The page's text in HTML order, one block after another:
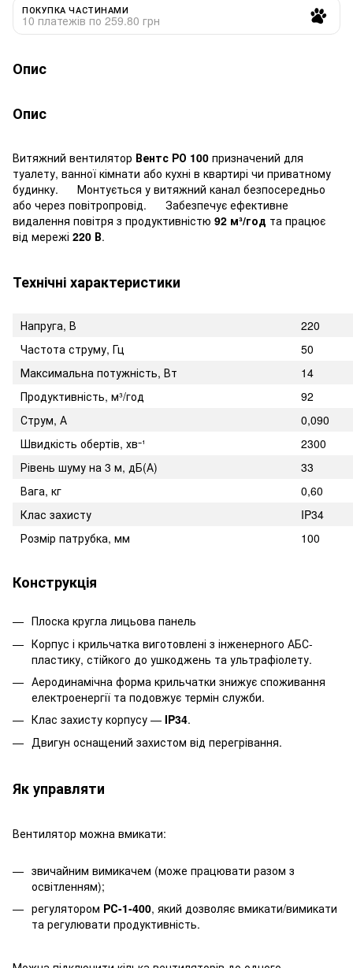
ПОКУПКА ЧАСТИНАМИ
10 платежів по 259.80 грн
Опис
Опис
Витяжний вентилятор Вентс РО 100 призначений для
туалету, ванної кімнати або кухні в квартирі чи приватному
будинку. Монтується у витяжний канал безпосередньо
або через повітропровід. Забезпечує ефективне
видалення повітря з продуктивністю 92 м³/год та працює
від мережі 220 В.
Технічні характеристики
Напруга, В
220
Частота струму, Гц
50
Максимальна потужність, Вт
14
Продуктивність, м³/год
92
Струм, А
0,090
Швидкість обертів, хв⁻¹
2300
Рівень шуму на 3 м, дБ(А)
33
Вага, кг
0,60
Клас захисту
IP34
Розмір патрубка, мм
100
Конструкція
Плоска кругла лицьова панель
Корпус і крильчатка виготовлені з інженерного АБС-
пластику, стійкого до ушкоджень та ультрафіолету.
Аеродинамічна форма крильчатки знижує споживання
електроенергії та подовжує термін служби.
Клас захисту корпусу — IP34.
Двигун оснащений захистом від перегрівання.
Як управляти
Вентилятор можна вмикати:
звичайним вимикачем (може працювати разом з
освітленням);
регулятором РС-1-400, який дозволяє вмикати/вимикати
та регулювати продуктивність.